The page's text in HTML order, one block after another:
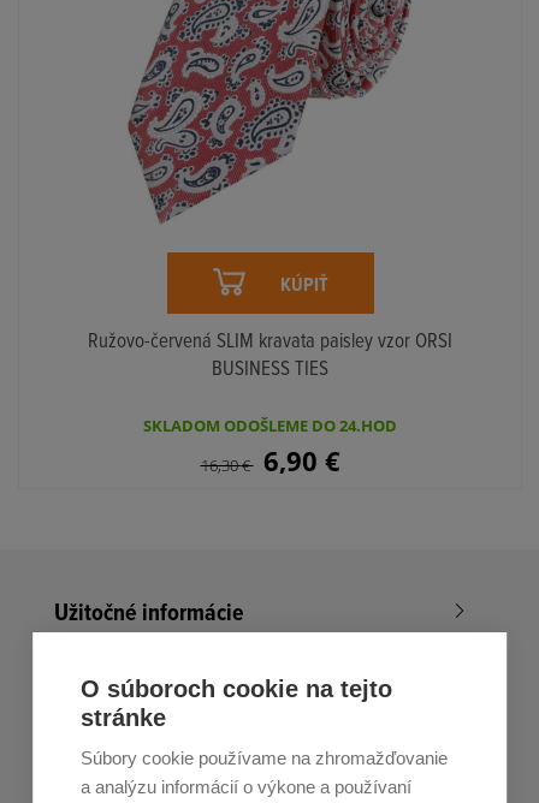
KÚPIŤ
Ružovo-červená SLIM kravata paisley vzor ORSI
BUSINESS TIES
SKLADOM ODOŠLEME DO 24.HOD
16,30€ 6,90 €
Užitočné informácie
Nákup v All4Men.sk
Zákaznícky servis
Prihláste sa k odberu noviniek
O súboroch cookie na tejto
stránke
Súbory cookie používame na zhromažďovanie
a analýzu informácií o výkone a používaní